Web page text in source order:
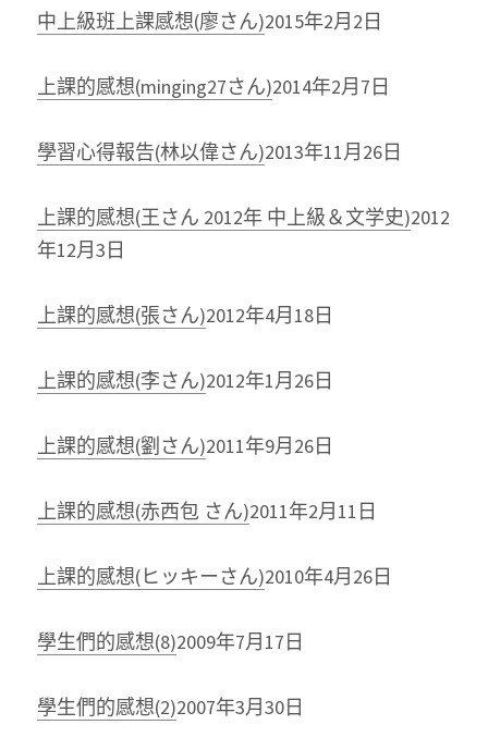
中上級班上課感想(廖さん)2015年2月2日
上課的感想(minging27さん)2014年2月7日
學習心得報告(林以偉さん)2013年11月26日
上課的感想(王さん 2012年 中上級＆文学史)2012
年12月3日
上課的感想(張さん)2012年4月18日
上課的感想(李さん)2012年1月26日
上課的感想(劉さん)2011年9月26日
上課的感想(赤西包 さん)2011年2月11日
上課的感想(ヒッキーさん)2010年4月26日
學生們的感想(8)2009年7月17日
學生們的感想(2)2007年3月30日